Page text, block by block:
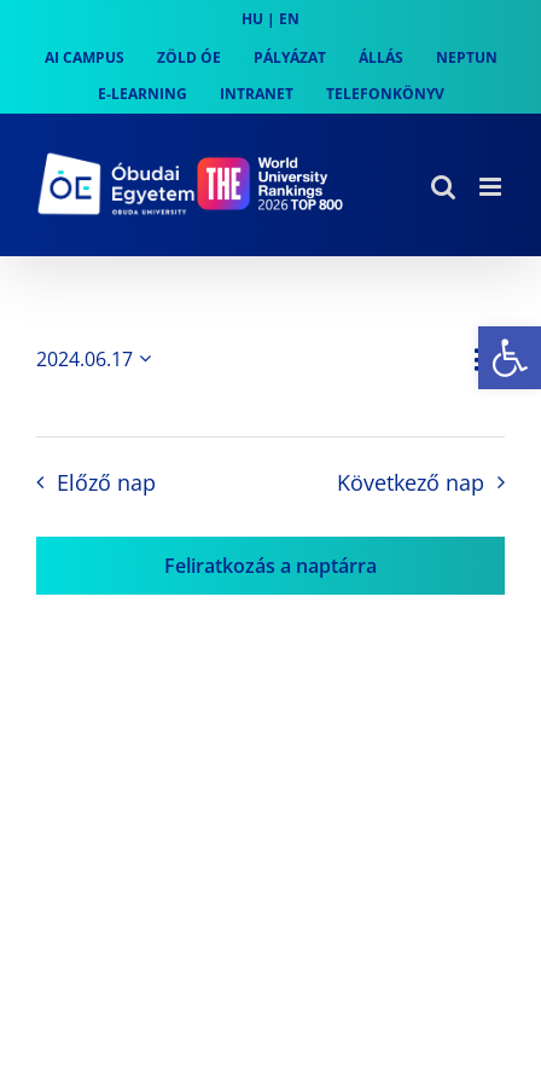
content
HU | EN
AI CAMPUS
ZÖLD ÓE PÁLYÁZAT ÁLLÁS
NEPTUN
E-LEARNING
INTRANET TELEFONKÖNYV
Nap
2024.06.17
Előző nap Következő nap
Feliratkozás a naptárra